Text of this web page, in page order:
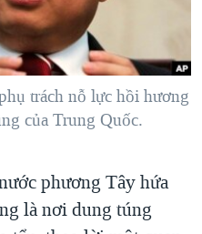
NAM
VIỆT NAM
trách nỗ lực hồi hương
của Trung Quốc.
phương Tây hứa
là nơi dung túng